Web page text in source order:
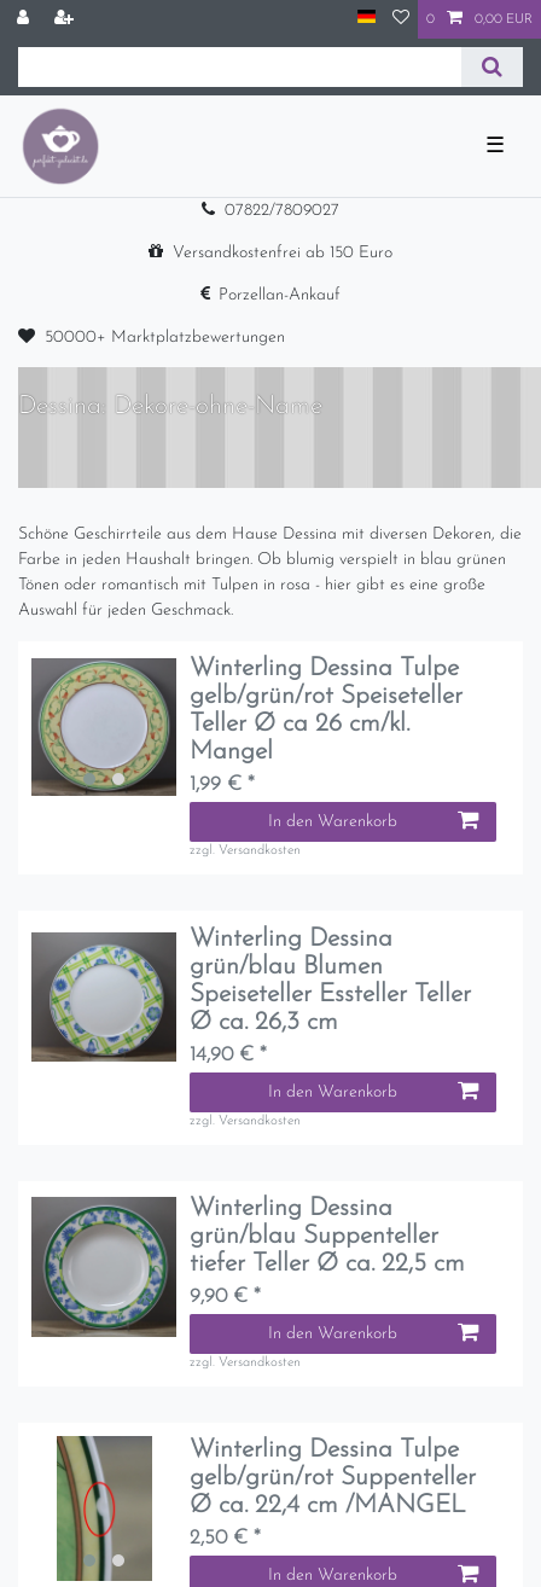
0 0,00 EUR
☰
07822/7809027
Versandkostenfrei ab 150 Euro
Porzellan-Ankauf
50000+ Marktplatzbewertungen
Dessina: Dekore-ohne-Name
Schöne Geschirrteile aus dem Hause Dessina mit diversen Dekoren, die
Farbe in jeden Haushalt bringen. Ob blumig verspielt in blau grünen
Tönen oder romantisch mit Tulpen in rosa - hier gibt es eine große
Auswahl für jeden Geschmack.
Winterling Dessina Tulpe
gelb/grün/rot Speiseteller
Teller Ø ca 26 cm/kl.
Mangel
1,99 € *
In den Warenkorb
zzgl. Versandkosten
Winterling Dessina
grün/blau Blumen
Speiseteller Essteller Teller
Ø ca. 26,3 cm
14,90 € *
In den Warenkorb
zzgl. Versandkosten
Winterling Dessina
grün/blau Suppenteller
tiefer Teller Ø ca. 22,5 cm
9,90 € *
In den Warenkorb
zzgl. Versandkosten
Winterling Dessina Tulpe
gelb/grün/rot Suppenteller
Ø ca. 22,4 cm /MANGEL
2,50 € *
In den Warenkorb